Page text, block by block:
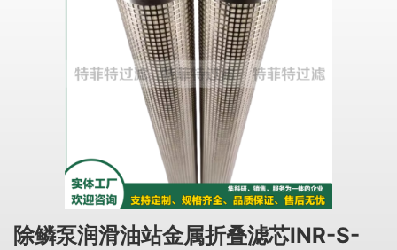
除鳞泵润滑油站金属折叠滤芯INR-S-